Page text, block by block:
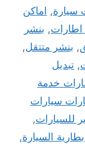
سيارة, اماكن
اطارات, بنشر
, بنشر متتقل,
, تبديل
خدمة
سيارات
للسيارات,
السيارة,